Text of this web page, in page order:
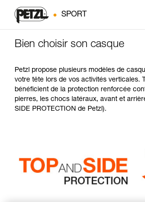
SPORT
Bien choisir son casque
Petzl propose plusieurs modèles de
votre tête lors de vos activités verticales.
bénéficient de la protection renforcée
pierres, les chocs latéraux, avant et
SIDE PROTECTION de Petzl).